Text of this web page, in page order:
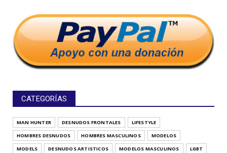
CATEGORÍAS
MAN HUNTER DESNUDOS FRONTALES
LIFESTYLE
HOMBRES DESNUDOS
HOMBRES MASCULINOS
MODELOS
MODELS
DESNUDOS ARTISTICOS MODELOS MASCULINOS
LGBT